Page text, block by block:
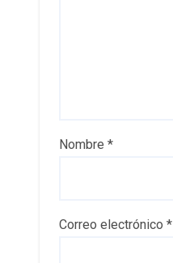
Nombre *
Correo electrónico *